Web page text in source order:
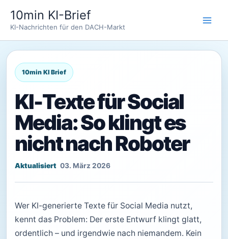
Inhalt
springen
10min KI-Brief
KI-Nachrichten für den DACH-Markt
KI-Texte für Social
Media: So klingt es
nicht nach Roboter
03. März 2026
Wer KI-generierte Texte für Social Media nutzt,
kennt das Problem: Der erste Entwurf klingt glatt,
ordentlich – und irgendwie nach niemandem. Kein